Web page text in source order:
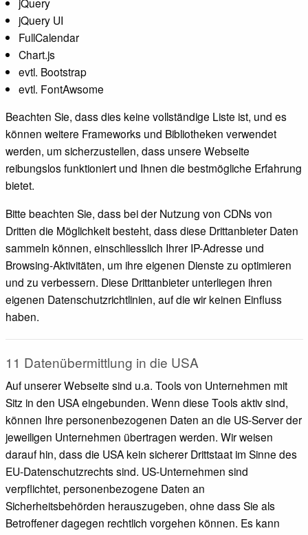
jQuery UI
FullCalendar
Chart.js
evtl. Bootstrap
evtl. FontAwsome
Beachten Sie, dass dies keine vollständige Liste ist, und es
können weitere Frameworks und Bibliotheken verwendet
werden, um sicherzustellen, dass unsere Webseite
reibungslos funktioniert und Ihnen die bestmögliche Erfahrung
bietet.
Bitte beachten Sie, dass bei der Nutzung von CDNs von
Dritten die Möglichkeit besteht, dass diese Drittanbieter Daten
sammeln können, einschliesslich Ihrer IP-Adresse und
Browsing-Aktivitäten, um ihre eigenen Dienste zu optimieren
und zu verbessern. Diese Drittanbieter unterliegen ihren
eigenen Datenschutzrichtlinien, auf die wir keinen Einfluss
haben.
11 Datenübermittlung in die USA
Auf unserer Webseite sind u.a. Tools von Unternehmen mit
Sitz in den USA eingebunden. Wenn diese Tools aktiv sind,
können Ihre personenbezogenen Daten an die US-Server der
jeweiligen Unternehmen übertragen werden. Wir weisen
darauf hin, dass die USA kein sicherer Drittstaat im Sinne des
EU-Datenschutzrechts sind. US-Unternehmen sind
verpflichtet, personenbezogene Daten an
Sicherheitsbehörden herauszugeben, ohne dass Sie als
Betroffener dagegen rechtlich vorgehen können. Es kann